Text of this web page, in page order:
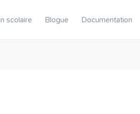
scolaire Blogue Documentation